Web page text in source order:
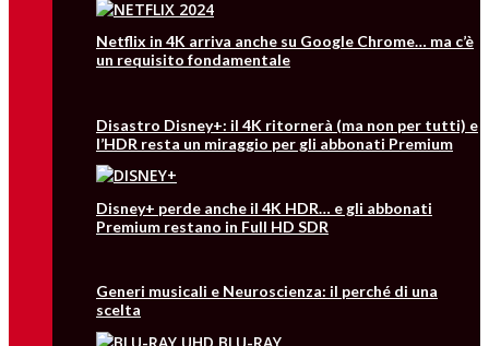
Netflix in 4K arriva anche su Google Chrome… ma c’è
un requisito fondamentale
Disastro Disney+: il 4K ritornerà (ma non per tutti) e
l’HDR resta un miraggio per gli abbonati Premium
Disney+ perde anche il 4K HDR… e gli abbonati
Premium restano in Full HD SDR
Generi musicali e Neuroscienza: il perché di una
scelta